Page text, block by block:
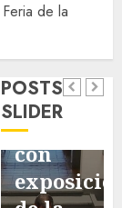
de la
POSTS
SLIDER
natalicio
de Don
Antonio
Ruiz
Galindo,